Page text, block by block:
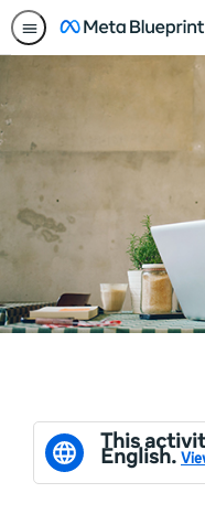
This
English.